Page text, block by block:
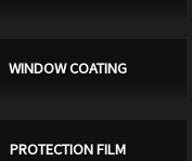
WINDOW COATING
PROTECTION FILM